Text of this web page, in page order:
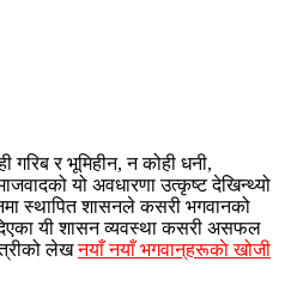
गरिब र भूमिहीन, न कोही धनी,
यो अवधारणा उत्कृष्ट देखिन्थ्यो
स्थापित शासनले कसरी भगवानको
दिएका यी शासन व्यवस्था कसरी असफल
लेखनयाँ नयाँ भगवान्‌हरूकाे खोजी